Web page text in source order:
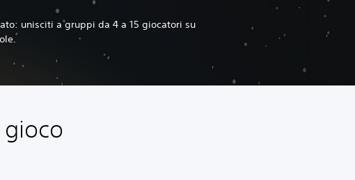
unisciti a gruppi da 4 a 15 giocatori su